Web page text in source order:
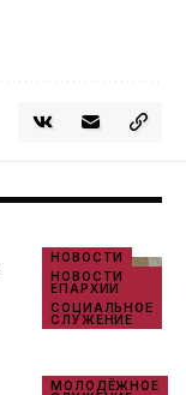
НОВОСТИ
НОВОСТИ
ЕПАРХИИ
СОЦИАЛЬНОЕ
СЛУЖЕНИЕ
МОЛОДЁЖНОЕ